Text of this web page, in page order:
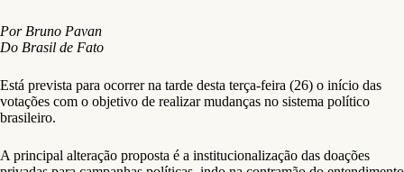
Por Bruno Pavan
Do Brasil de Fato
Está prevista para ocorrer na tarde desta terça-feira (26) o início das
votações com o objetivo de realizar mudanças no sistema político
brasileiro.
A principal alteração proposta é a institucionalização das doações